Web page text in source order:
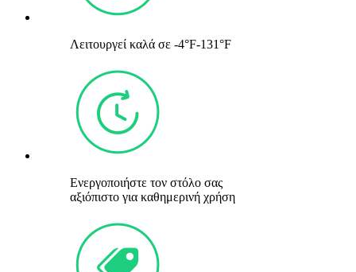
Λειτουργεί καλά σε -4°F-131°F
Ενεργοποιήστε τον στόλο σας
αξιόπιστο για καθημερινή χρήση